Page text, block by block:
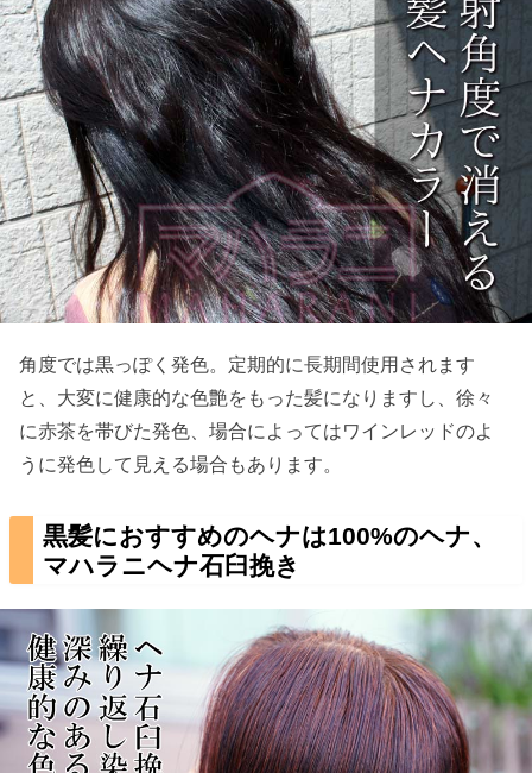
角度では黒っぽく発色。定期的に長期間使用されます
と、大変に健康的な色艶をもった髪になりますし、徐々
に赤茶を帯びた発色、場合によってはワインレッドのよ
うに発色して見える場合もあります。
黒髪におすすめのヘナは100%のヘナ、
マハラニヘナ石臼挽き